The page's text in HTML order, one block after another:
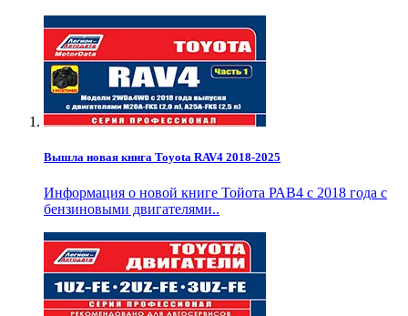
Вышла новая книга Toyota RAV4 2018-2025
Информация о новой книге Тойота РАВ4 с 2018 года с
бензиновыми двигателями..